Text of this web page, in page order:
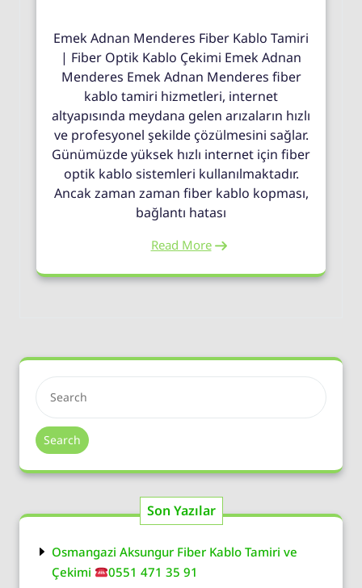
Emek Adnan Menderes Fiber Kablo Tamiri
| Fiber Optik Kablo Çekimi Emek Adnan
Menderes Emek Adnan Menderes fiber
kablo tamiri hizmetleri, internet
altyapısında meydana gelen arızaların hızlı
ve profesyonel şekilde çözülmesini sağlar.
Günümüzde yüksek hızlı internet için fiber
optik kablo sistemleri kullanılmaktadır.
Ancak zaman zaman fiber kablo kopması,
bağlantı hatası
Read More
Search
Son Yazılar
Osmangazi Aksungur Fiber Kablo Tamiri ve
Çekimi
0551 471 35 91